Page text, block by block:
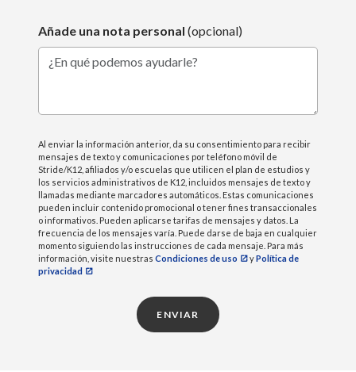
Añade una nota personal (opcional)
¿En qué podemos ayudarle?
Al enviar la información anterior, da su consentimiento para recibir
mensajes de texto y comunicaciones por teléfono móvil de
Stride/K12, afiliados y/o escuelas que utilicen el plan de estudios y
los servicios administrativos de K12, incluidos mensajes de texto y
llamadas mediante marcadores automáticos. Estas comunicaciones
pueden incluir contenido promocional o tener fines transaccionales
o informativos. Pueden aplicarse tarifas de mensajes y datos. La
frecuencia de los mensajes varía. Puede darse de baja en cualquier
momento siguiendo las instrucciones de cada mensaje. Para más
información, visite nuestras Condiciones de uso yPolítica de
privacidad
ENVIAR